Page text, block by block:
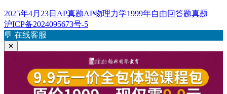
发
布
于
2025年4月23日 分
类
AP真题标
签
AP物理力学1999年自由回答题真题
沪ICP备2024095673号-5
💬 在线客服
✕